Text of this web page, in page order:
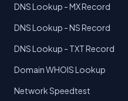
DNS Lookup - MX Record
DNS Lookup - NS Record
DNS Lookup - TXT Record
Domain WHOIS Lookup
Network Speedtest